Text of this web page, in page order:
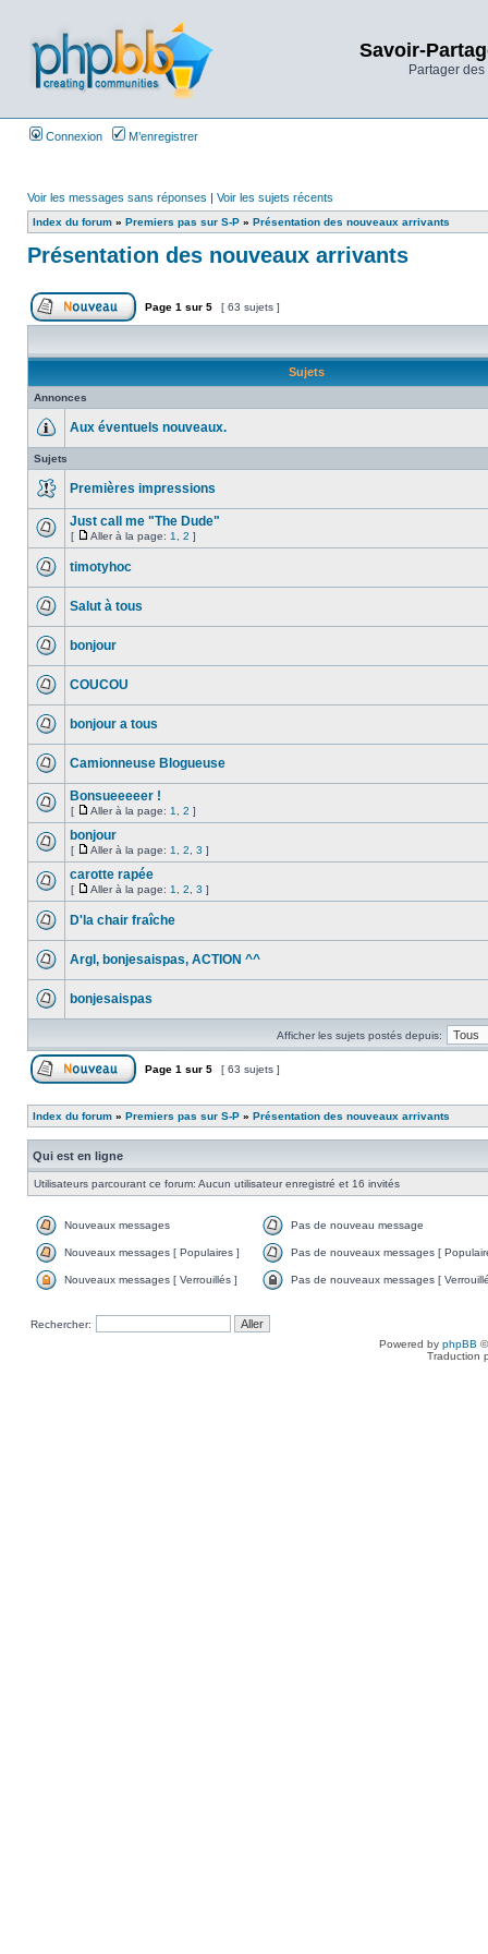
Savoir-
Partager
Connexion M’enregistrer
Voir les messages sans réponses | Voir les sujets récents
Index du forum » Premiers pas sur S-P » Présentation des nouveaux arrivants
Présentation des nouveaux arrivants
Page 1 sur 5 [ 63 sujets ]
Sujets
Annonces
Aux éventuels nouveaux.
Sujets
Premières impressions
Just call me "The Dude"
[ Aller à la page: 1 2 ]
timotyhoc
Salut à tous
bonjour
COUCOU
bonjour a tous
Camionneuse Blogueuse
Bonsueeeeer !
[ Aller à la page: 1 2 ]
bonjour
[ Aller à la page: 1 2 3 ]
carotte rapée
[ Aller à la page: 1 2 3 ]
D'la chair fraîche
Argl, bonjesaispas, ACTION ^^
bonjesaispas
Afficher les sujets postés depuis:
Page 1 sur 5 [ 63 sujets ]
Index du forum » Premiers pas sur S-P » Présentation des nouveaux arrivants
Qui est en ligne
Utilisateurs parcourant ce forum: Aucun utilisateur enregistré et 16 invités
Nouveaux messages Pas de nouveau message
Nouveaux messages [ Populaires ] Pas de nouveaux messages [
Nouveaux messages [ Verrouillés ] Pas de nouveaux messages [
Rechercher:
Powered by phpBB
Traduction